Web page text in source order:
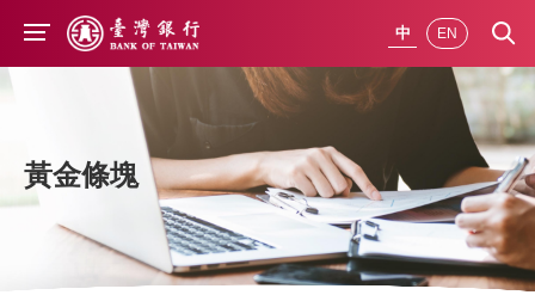
前往主要內容
中 EN
黃金條塊